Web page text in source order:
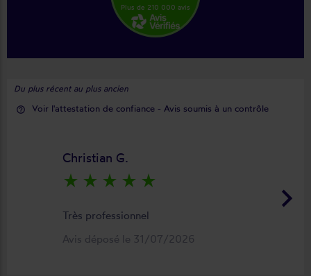
Plus de 210 000 avis
Du plus récent au plus ancien
help_outline Voir l'attestation de confiance - Avis soumis à un contrôle
keyboard_arrow_right
Christian G.
star_rate star_rate star_rate star_rate star_rate
Très professionnel
Avis déposé le 31/07/2026